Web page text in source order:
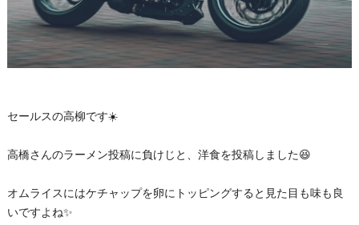
セールスの高柳です☀️
高橋さんのラーメン投稿に負けじと、洋食を投稿しました😆
オムライスにはケチャップを卵にトッピングすると見た目も味も良
いですよね✨